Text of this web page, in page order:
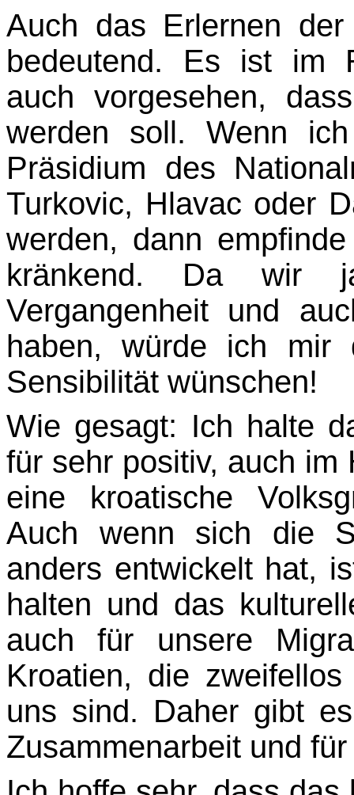
Auch das Erlernen
bedeutend. Es ist im
auch vorgesehen,
werden soll. Wenn
Präsidium des
Turkovic, Hlavac oder
werden, dann
kränkend. Da wir
Vergangenheit und
haben, würde ich mir
Sensibilität wünschen!
Wie gesagt: Ich halte
für sehr positiv, auch
eine kroatische
Auch wenn sich die
anders entwickelt hat,
halten und das
auch für unsere
Kroatien, die
uns sind. Daher gibt
Zusammenarbeit und